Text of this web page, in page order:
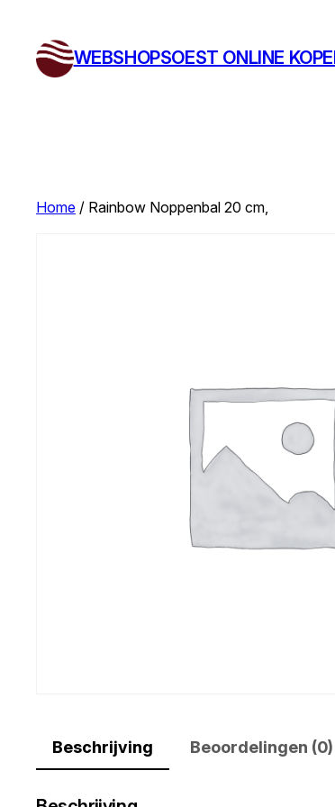
WEBSHOPSOEST ONLINE
Home / Rainbow Noppenbal 20 cm,
Beschrijving Beoordelingen (0)